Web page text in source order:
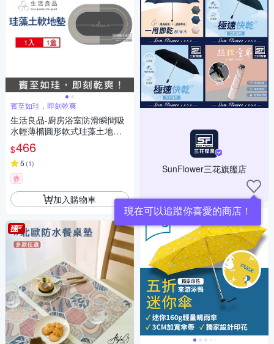
賓至如珪，即刻乾爽
生活良品-廚房浴室防滑瞬間吸
水輕薄橢圓形軟式珪藻土地墊1
入/卷 2款可選 (耐摔不破裂,可
洗衣機清洗,浴室踏墊,防滑踏墊,
門口墊,吸水踏墊)
$466
5 (1)
券
加入購物車
SunFlower三花旗艦店
現在可以追蹤你喜愛的商店！